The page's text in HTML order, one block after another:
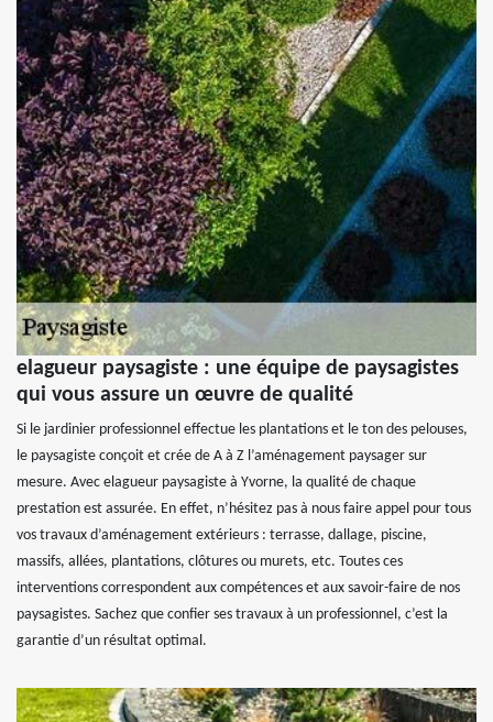
elagueur paysagiste : une équipe de paysagistes
qui vous assure un œuvre de qualité
Si le jardinier professionnel effectue les plantations et le ton des pelouses,
le paysagiste conçoit et crée de A à Z l’aménagement paysager sur
mesure. Avec elagueur paysagiste à Yvorne, la qualité de chaque
prestation est assurée. En effet, n’hésitez pas à nous faire appel pour tous
vos travaux d’aménagement extérieurs : terrasse, dallage, piscine,
massifs, allées, plantations, clôtures ou murets, etc. Toutes ces
interventions correspondent aux compétences et aux savoir-faire de nos
paysagistes. Sachez que confier ses travaux à un professionnel, c’est la
garantie d’un résultat optimal.